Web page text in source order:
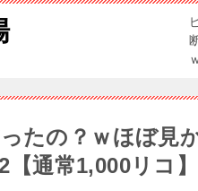
ったの？ｗほぼ
通常1,000リコ】